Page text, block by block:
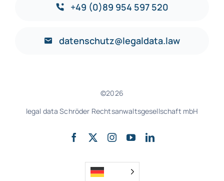
+49 (0)89 954 597 520
datenschutz@legaldata.law
©2026
legal data Schröder Rechtsanwaltsgesellschaft mbH